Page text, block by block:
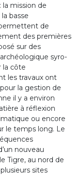
mission de
basse
de
des premières
sur des
syro-
la côte
les travaux ont
la gestion de
il y a environ
à réflexion
ou encore
le temps long. Le
nouveau
Tigre, au nord de
sites